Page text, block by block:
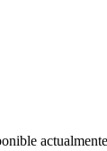
actualmente